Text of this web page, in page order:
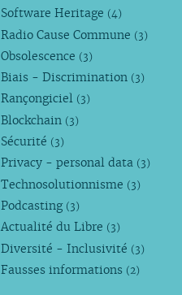
Software Heritage (4)
Radio Cause Commune (3)
Obsolescence (3)
Biais - Discrimination (3)
Rançongiciel (3)
Blockchain (3)
Sécurité (3)
Privacy - personal data (3)
Technosolutionnisme (3)
Podcasting (3)
Actualité du Libre (3)
Diversité - Inclusivité (3)
Fausses informations (2)